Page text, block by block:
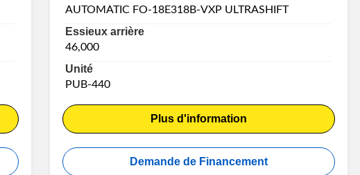
AUTOMATIC FO-18E318B-VXP ULTRASHIFT
Essieux arrière
46,000
Unité
PUB-440
Plus d'information
Demande de Financement